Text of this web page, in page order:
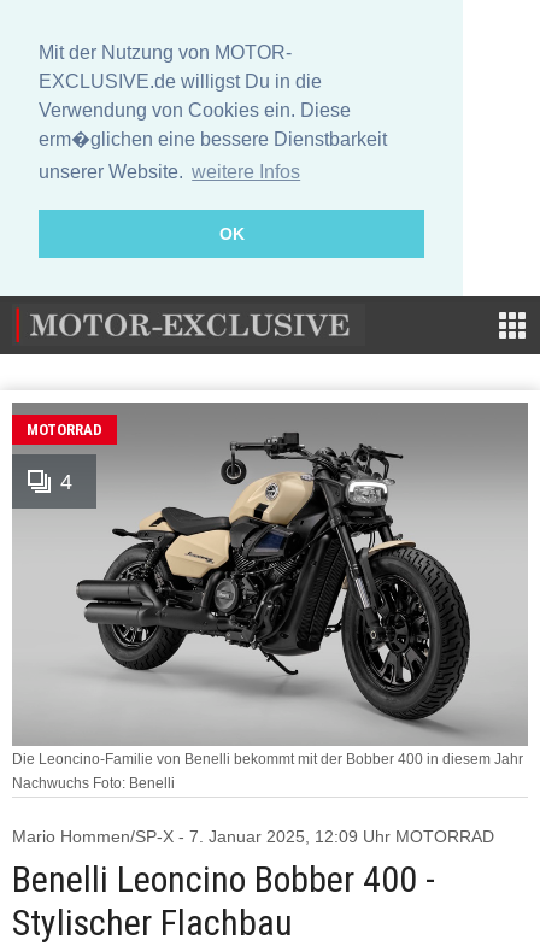
Mit der Nutzung von MOTOR-
EXCLUSIVE.de willigst Du in die
Verwendung von Cookies ein. Diese
erm�glichen eine bessere Dienstbarkeit
unserer Website. weitere Infos
OK
4
Die Leoncino-Familie von Benelli bekommt mit der Bobber 400 in diesem Jahr
Nachwuchs Foto: Benelli
MOTORRAD
Mario Hommen/SP-X - 7. Januar 2025, 12:09 Uhr MOTORRAD
Benelli Leoncino Bobber 400 -
Stylischer Flachbau